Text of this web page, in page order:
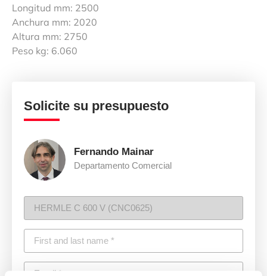
Longitud mm: 2500
Anchura mm: 2020
Altura mm: 2750
Peso kg: 6.060
Solicite su presupuesto
Fernando Mainar
Departamento Comercial